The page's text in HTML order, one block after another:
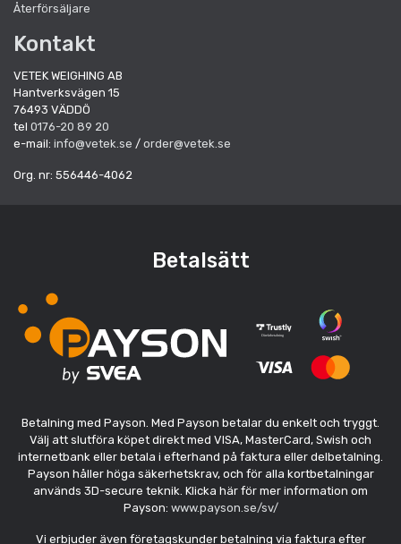
Återförsäljare
Kontakt
VETEK WEIGHING AB
Hantverksvägen 15
76493 VÄDDÖ
tel 0176-20 89 20
e-mail: info@vetek.se / order@vetek.se
Org. nr: 556446-4062
Betalsätt
Betalning med Payson. Med Payson betalar du enkelt och tryggt.
Välj att slutföra köpet direkt med VISA, MasterCard, Swish och
internetbank eller betala i efterhand på faktura eller delbetalning.
Payson håller höga säkerhetskrav, och för alla kortbetalningar
används 3D-secure teknik. Klicka här för mer information om
Payson: www.payson.se/sv/
Vi erbjuder även företagskunder betalning via faktura efter